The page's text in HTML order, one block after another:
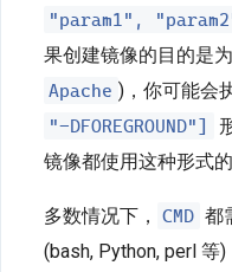
"param1",
果创建镜像的目的是
Apache )，你可能会
"-DFOREGROUND"]
镜像都使用这种形式的
多数情况下， CMD 都
(bash, Python, perl 等)